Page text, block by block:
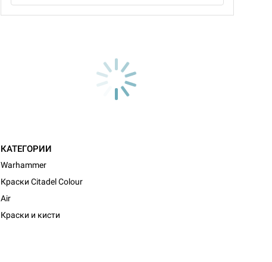
КАТЕГОРИИ
Warhammer
Краски Citadel Colour
Air
Краски и кисти